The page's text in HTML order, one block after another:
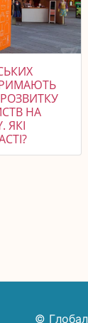
НА
ЯКІ
©